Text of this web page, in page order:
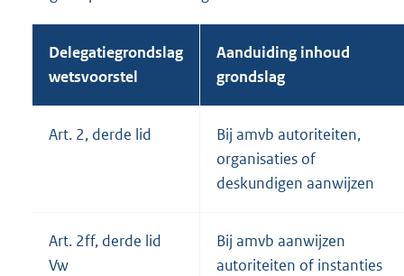
Delegatiegrondslag
wetsvoorstel
Aanduiding inhoud
grondslag
Art. 2, derde lid
Bij amvb autoriteiten,
organisaties of
deskundigen aanwijzen
Art. 2ff, derde lid
Vw
Bij amvb aanwijzen
autoriteiten of instanties